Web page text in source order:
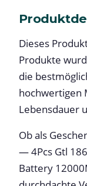
Dieses
Produkte
die
hochwertigen
Lebensdauer
Ob als
— 4Pcs Gtl
Battery